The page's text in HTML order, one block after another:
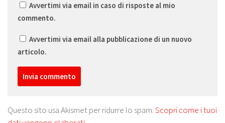
Avvertimi via email in caso di risposte al mio
commento.
Avvertimi via email alla pubblicazione di un nuovo
articolo.
Questo sito usa Akismet per ridurre lo spam.Scopri come i tuoi